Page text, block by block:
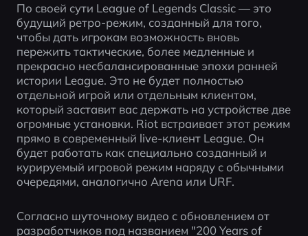
По своей сути League of Legends Classic — это
будущий ретро-режим, созданный для того,
чтобы дать игрокам возможность вновь
пережить тактические, более медленные и
прекрасно несбалансированные эпохи ранней
истории League. Это не будет полностью
отдельной игрой или отдельным клиентом,
который заставит вас держать на устройстве две
огромные установки. Riot встраивает этот режим
прямо в современный live-клиент League. Он
будет работать как специально созданный и
курируемый игровой режим наряду с обычными
очередями, аналогично Arena или URF.
Согласно шуточному видео с обновлением от
разработчиков под названием "200 Years of